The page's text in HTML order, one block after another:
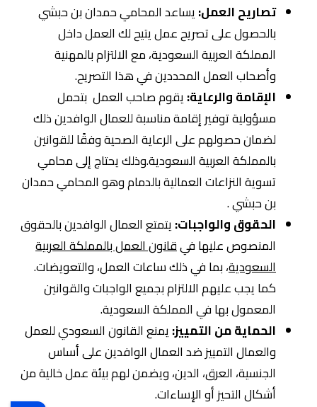
تصاريح العمل:يساعد المحامي حمدان بن حبشي
بالحصول على تصريح عمل يتيح لك العمل داخل
المملكة العربية السعودية، مع الالتزام بالمهنية
وأصحاب العمل المحددين في هذا التصريح.
الإقامة والرعاية:يقوم صاحب العمل بتحمل
مسؤولية توفير إقامة مناسبة للعمال الوافدين ذلك
لضمان حصولهم على الرعاية الصحية وفقًا للقوانين
بالمملكة العربية السعودية.وذلك يحتاج إلى محامي
تسوية النزاعات العمالية بالدمام وهو المحامي حمدان
بن حبشي .
الحقوق والواجبات:يتمتع العمال الوافدين بالحقوق
المنصوص عليها فيقانون العمل بالمملكة العربية
السعودية، بما في ذلك ساعات العمل، والتعويضات.
كما يجب عليهم الالتزام بجميع الواجبات والقوانين
المعمول بها في المملكة السعودية.
الحماية من التمييز:يمنع القانون السعودي للعمل
والعمال التمييز ضد العمال الوافدين على أساس
الجنسية، العرق، الدين، ويضمن لهم بيئة عمل خالية من
أشكال التحيز أو الإساءات.